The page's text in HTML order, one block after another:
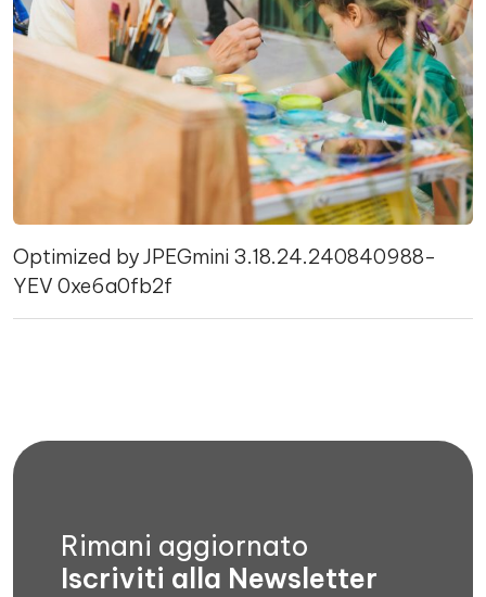
Optimized by JPEGmini 3.18.24.240840988-
YEV 0xe6a0fb2f
Rimani aggiornato
Iscriviti alla Newsletter